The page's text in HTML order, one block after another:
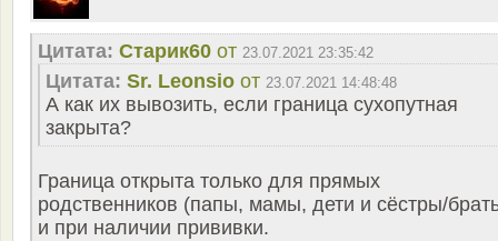
Цитата: Старик60 от 23.07.2021 23:35:42
Цитата: Sr. Leonsio от 23.07.2021 14:48:48
А как их вывозить, если граница сухопутная
закрыта?
Граница открыта только для прямых
родственников (папы, мамы, дети и сёстры/
и при наличии прививки.